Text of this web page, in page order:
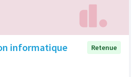
informatique
Retenue